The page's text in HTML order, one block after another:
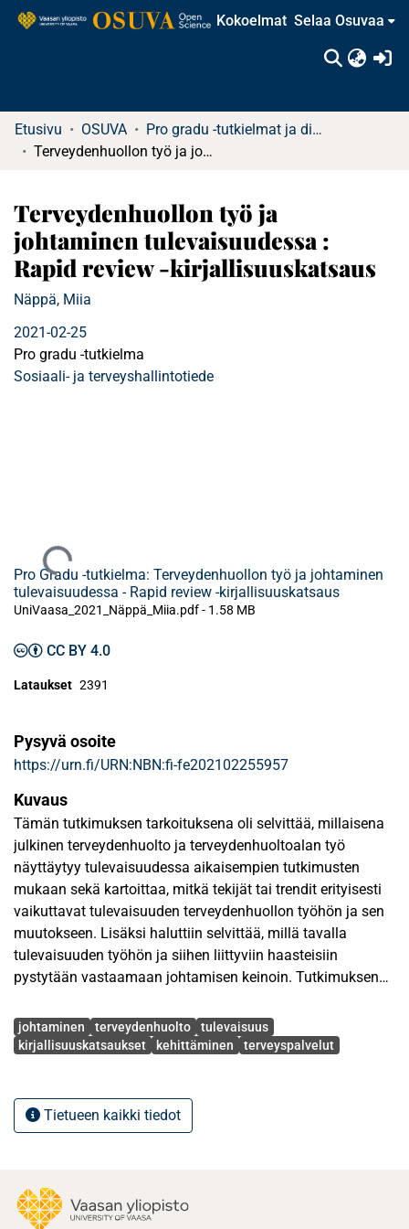
Kokoelmat Selaa Osuvaa
Etusivu OSUVA
Pro gradu -tutkielmat ja diplomityöt
Terveydenhuollon työ ja johtaminen tulevaisuudessa : Rapid review -kirjallisuuskatsaus
Terveydenhuollon työ ja
johtaminen tulevaisuudessa :
Rapid review -kirjallisuuskatsaus
Näppä, Miia
2021-02-25
Pro gradu -tutkielma
Sosiaali- ja terveyshallintotiede
Ladataan...
Pro Gradu -tutkielma: Terveydenhuollon työ ja johtaminen
tulevaisuudessa - Rapid review -kirjallisuuskatsaus
UniVaasa_2021_Näppä_Miia.pdf - 1.58 MB
CC BY 4.0
Lataukset 2391
Pysyvä osoite
https://urn.fi/URN:NBN:fi-fe202102255957
Kuvaus
Tämän tutkimuksen tarkoituksena oli selvittää, millaisena
julkinen terveydenhuolto ja terveydenhuoltoalan työ
näyttäytyy tulevaisuudessa aikaisempien tutkimusten
mukaan sekä kartoittaa, mitkä tekijät tai trendit erityisesti
vaikuttavat tulevaisuuden terveydenhuollon työhön ja sen
muutokseen. Lisäksi haluttiin selvittää, millä tavalla
tulevaisuuden työhön ja siihen liittyviin haasteisiin
pystytään vastaamaan johtamisen keinoin. Tutkimuksen
tulevaisuudesta, tulevaisuuden työstä ja sen johtamisesta
sekä niihin vaikuttavista tekijöistä. Tutkimusmenetelmänä
kevennettynä ja mahdollistaa tutkimustiedon yhdistymisen
sekä olemassa olevan teorian tai kokonaiskuvan
päätöksenteon tukena, sillä se on suhteellisen nopea ja
vähemmän resursseja vaativa tapa kerätä tietoa.
Avainsanat
johtaminen terveydenhuolto
tulevaisuus
kirjallisuuskatsaukset
kehittäminen terveyspalvelut
Tietueen kaikki tiedot